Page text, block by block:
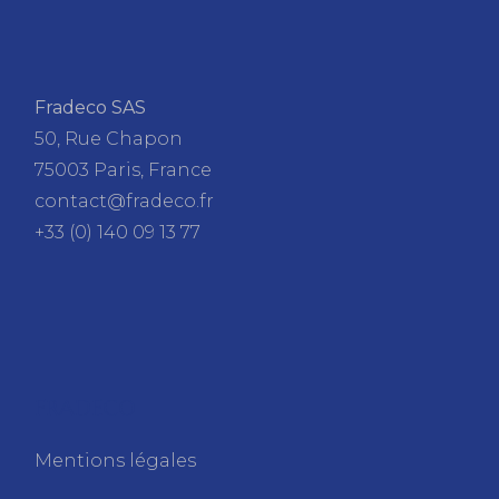
Fradeco SAS
50, Rue Chapon
75003 Paris, France
contact@fradeco.fr
+33 (0) 140 09 13 77
Mentions légales